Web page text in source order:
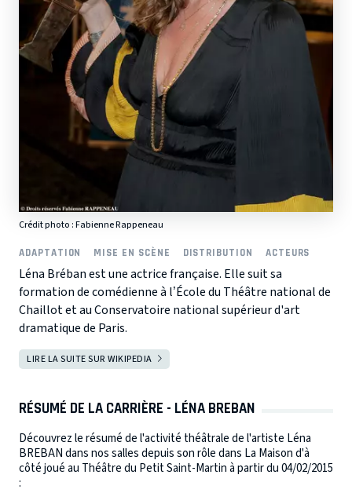
Crédit photo : Fabienne Rappeneau
ADAPTATION MISE EN SCÈNE DISTRIBUTION ACTEURS
Léna Bréban est une actrice française. Elle suit sa
formation de comédienne à l’École du Théâtre national de
Chaillot et au Conservatoire national supérieur d'art
dramatique de Paris.
LIRE LA SUITE SUR WIKIPEDIA
RÉSUMÉ DE LA CARRIÈRE - LÉNA BREBAN
Découvrez le résumé de l'activité théâtrale de l'artiste Léna
BREBAN dans nos salles depuis son rôle dans La Maison d'à
côté joué au Théâtre du Petit Saint-Martin à partir du 04/02/2015
: